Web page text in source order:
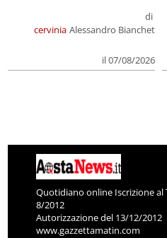
cervinia
di
Alessandro Bianchet
il 07/08/2026
Quotidiano online Iscrizione al
8/2012
Autorizzazione del 13/12/2012
www.gazzettamatin.com